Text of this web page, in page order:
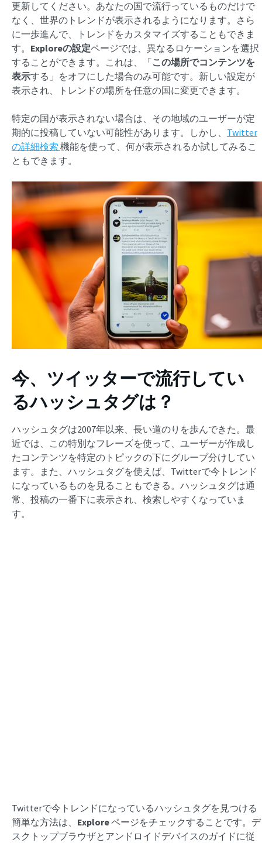
更新してください。あなたの国で流行っているものだけで
なく、世界のトレンドが表示されるようになります。さら
に一歩進んで、トレンドをカスタマイズすることもできま
す。 Exploreの設定ページでは、異なるロケーションを選択
することができます。これは、「この場所でコンテンツを
表示する」をオフにした場合のみ可能です。新しい設定が
表示され、トレンドの場所を任意の国に変更できます。
特定の国が表示されない場合は、その地域のユーザーが定
期的に投稿していない可能性があります。しかし、 Twitter
の詳細検索 機能を使って、何が表示されるか試してみるこ
ともできます。
今、ツイッターで流行してい
るハッシュタグは？
ハッシュタグは2007年以来、長い道のりを歩んできた。最
近では、この特別なフレーズを使って、ユーザーが作成し
たコンテンツを特定のトピックの下にグループ分けしてい
ます。また、ハッシュタグを使えば、Twitterで今トレンド
になっているものを見ることもできる。ハッシュタグは通
常、投稿の一番下に表示され、検索しやすくなっていま
す。
Twitterで今トレンドになっているハッシュタグを見つける
簡単な方法は、 Exploreページをチェックすることです。デ
スクトップブラウザとアンドロイドデバイスのガイドに従